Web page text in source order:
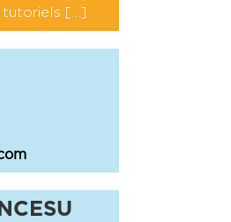
tutoriels […]